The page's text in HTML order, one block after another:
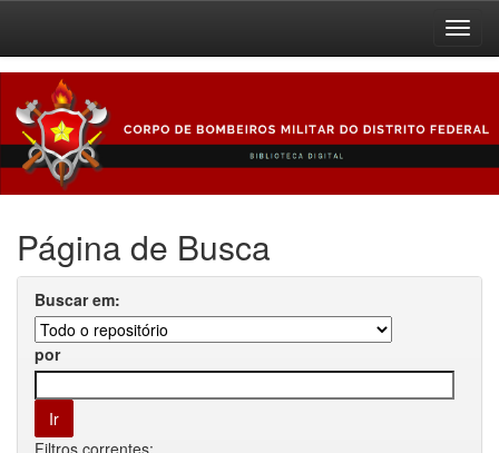
navigation
Página de Busca
Buscar em:
por
Filtros correntes: